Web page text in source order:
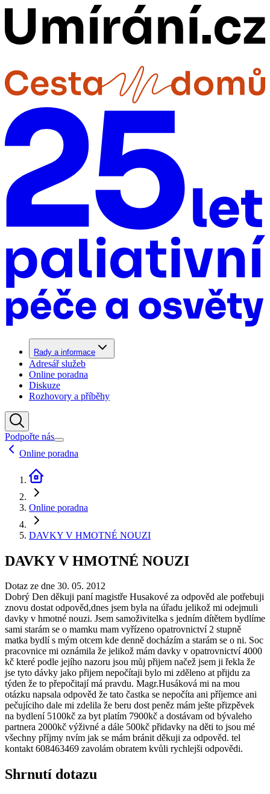
Rady a informace
Adresář služeb
Online poradna
Diskuze
Rozhovory a příběhy
Podpořte nás
Online poradna
Online poradna
DAVKY V HMOTNÉ NOUZI
DAVKY V HMOTNÉ NOUZI
Dotaz ze dne 30. 05. 2012
Dobrý Den děkuji paní magistře Husakové za odpověd ale potřebuji
znovu dostat odpověd,dnes jsem byla na úřadu jelikož mi odejmuli
davky v hmotné nouzi. Jsem samoživitelka s jedním dítětem bydlíme
sami starám se o mamku mam vyřízeno opatrovnictví 2 stupně
matka bydlí s mým otcem kde denně docházím a starám se o ni. Soc
pracovnice mi oznámila že jelikož mám davky v opatrovnictví 4000
kč které podle jejího nazoru jsou můj přijem načež jsem ji řekla že
jse tyto dávky jako přijem nepočítaji bylo mi zděleno at přijdu za
týden že to přepočitají má pravdu. Magr.Husáková mi na mou
otázku napsala odpověd že tato častka se nepočíta ani příjemce ani
pečujíciho dale mi zdelila že beru dost peněz mám ješte přizpěvek
na bydlení 5100kč za byt platím 7900kč a dostávam od bývaleho
partnera 2000kč výživné a dále 500kč přidavky na děti to jsou mé
všechny příjmy nvím jak se mám bránit děkuji za odpověd. tel
kontakt 608463469 zavolám obratem kvůli rychlejši odpovědi.
Shrnutí dotazu